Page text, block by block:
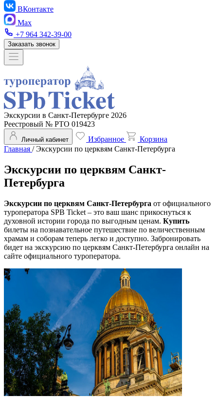
ВКонтакте
Max
+7 964 342-39-00
Заказать звонок
Экскурсии в Санкт-Петербурге 2026
Реестровый № РТО 019423
Личный кабинет Избранное
Корзина
Главная /Экскурсии по церквям Санкт-Петербурга
Экскурсии по церквям Санкт-
Петербурга
Экскурсии по церквям Санкт-Петербурга от официального
туроператора SPB Ticket – это ваш шанс прикоснуться к
духовной истории города по выгодным ценам. Купить
билеты на познавательное путешествие по величественным
храмам и соборам теперь легко и доступно. Забронировать
бидет на экскурсию по церквям Санкт-Петербурга онлайн на
сайте официального туроператора.